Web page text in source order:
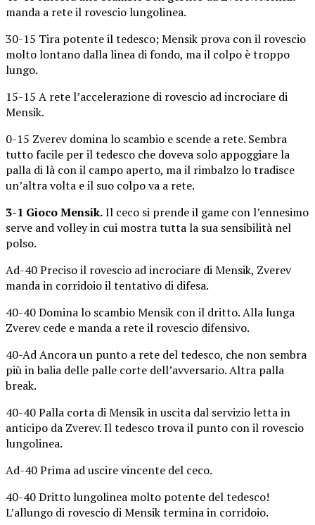
manda a rete il rovescio lungolinea.
30-15 Tira potente il tedesco; Mensik prova con il rovescio
molto lontano dalla linea di fondo, ma il colpo è troppo
lungo.
15-15 A rete l’accelerazione di rovescio ad incrociare di
Mensik.
0-15 Zverev domina lo scambio e scende a rete. Sembra
tutto facile per il tedesco che doveva solo appoggiare la
palla di là con il campo aperto, ma il rimbalzo lo tradisce
un’altra volta e il suo colpo va a rete.
3-1 Gioco Mensik.Il ceco si prende il game con l’ennesimo
serve and volley in cui mostra tutta la sua sensibilità nel
polso.
Ad-40 Preciso il rovescio ad incrociare di Mensik, Zverev
manda in corridoio il tentativo di difesa.
40-40 Domina lo scambio Mensik con il dritto. Alla lunga
Zverev cede e manda a rete il rovescio difensivo.
40-Ad Ancora un punto a rete del tedesco, che non sembra
più in balia delle palle corte dell’avversario. Altra palla
break.
40-40 Palla corta di Mensik in uscita dal servizio letta in
anticipo da Zverev. Il tedesco trova il punto con il rovescio
lungolinea.
Ad-40 Prima ad uscire vincente del ceco.
40-40 Dritto lungolinea molto potente del tedesco!
L’allungo di rovescio di Mensik termina in corridoio.